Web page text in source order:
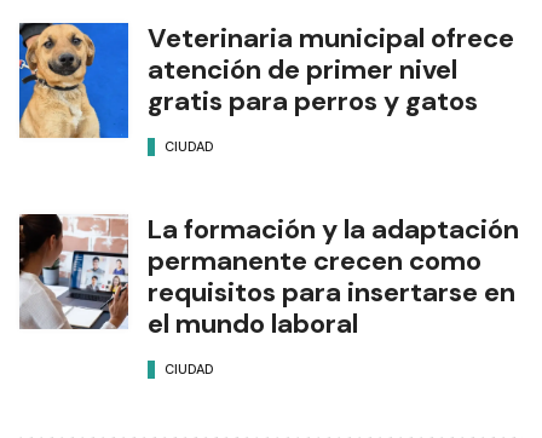
Veterinaria municipal ofrece
atención de primer nivel
gratis para perros y gatos
CIUDAD
La formación y la adaptación
permanente crecen como
requisitos para insertarse en
el mundo laboral
CIUDAD